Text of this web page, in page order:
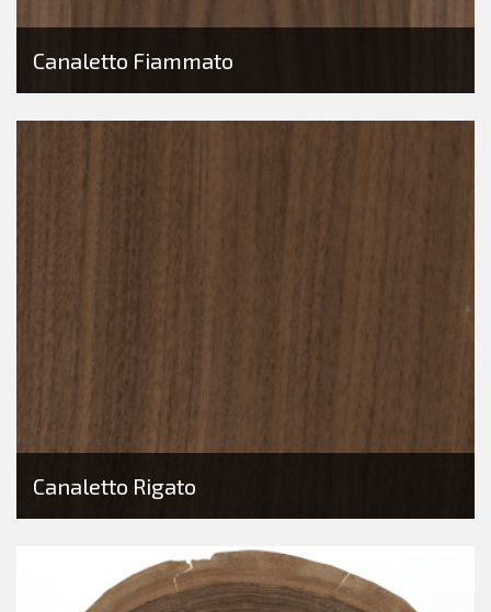
Canaletto Fiammato
Canaletto Rigato